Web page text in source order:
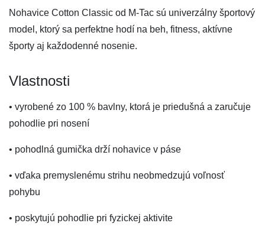
Nohavice Cotton Classic od M-Tac sú univerzálny športový
model, ktorý sa perfektne hodí na beh, fitness, aktívne
športy aj každodenné nosenie.
Vlastnosti
• vyrobené zo 100 % bavlny, ktorá je priedušná a zaručuje
pohodlie pri nosení
• pohodlná gumička drží nohavice v páse
• vďaka premyslenému strihu neobmedzujú voľnosť
pohybu
• poskytujú pohodlie pri fyzickej aktivite